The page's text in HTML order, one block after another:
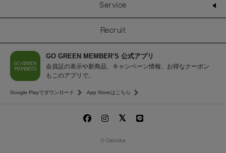
Service
Recruit
GO GREEN MEMBER’S 公式アプリ
会員証の表示や新商品、キャンペーン情報、お得なクーポン
もこのアプリで。
Google Playでダウンロード App Storeはこちら
© Celvoke